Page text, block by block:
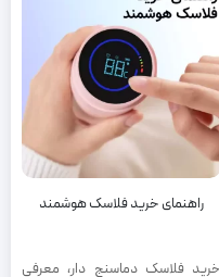
راهنمای خرید فلاسک هوشمند
خرید فلاسک دماسنج دار، معرفی